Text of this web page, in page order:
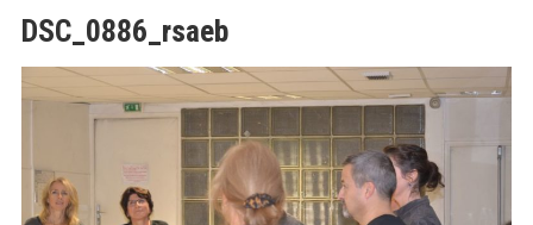
DSC_0886_rsaeb